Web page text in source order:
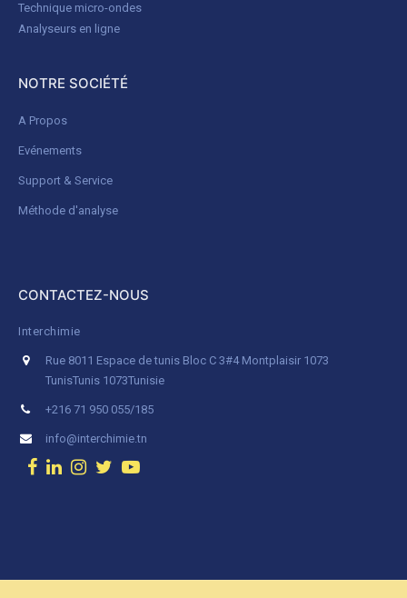
Technique micro-ondes
Analyseurs en ligne
NOTRE SOCIÉTÉ
A Propos
Evénements
Support & Service
Méthode d'analyse
CONTACTEZ-NOUS
Interchimie
Rue 8011 Espace de tunis Bloc C 3#4 Montplaisir 1073
TunisTunis 1073Tunisie
+216 71 950 055/185
info@interchimie.tn